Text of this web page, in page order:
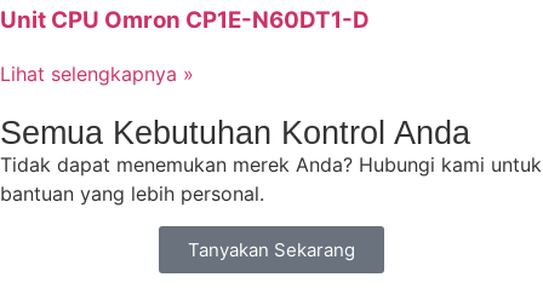
Unit CPU Omron CP1E-N60DT1-D
Lihat selengkapnya »
Semua Kebutuhan Kontrol Anda
Tidak dapat menemukan merek Anda? Hubungi kami untuk
bantuan yang lebih personal.
Tanyakan Sekarang